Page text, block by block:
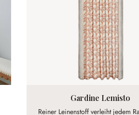
Gardine Lemisto
Reiner Leinenstoff verleiht jedem